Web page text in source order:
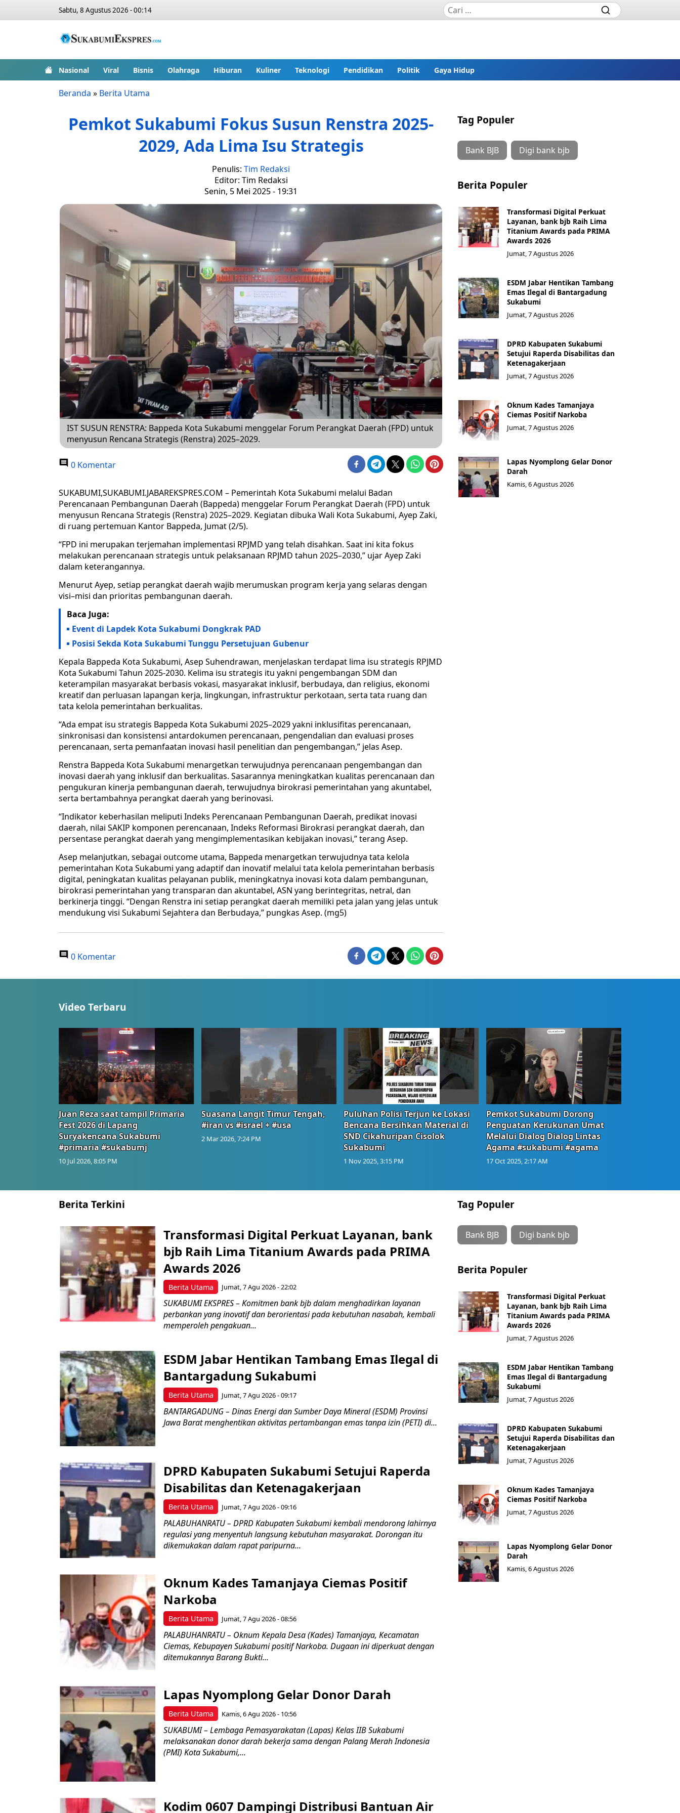
Sabtu, 8 Agustus 2026 - 00:14
Nasional Viral Bisnis Olahraga Hiburan Kuliner Teknologi Pendidikan Politik Gaya Hidup
Beranda » Berita Utama
Pemkot Sukabumi Fokus Susun Renstra 2025-
2029, Ada Lima Isu Strategis
Penulis: Tim Redaksi
Editor: Tim Redaksi
Senin, 5 Mei 2025 - 19:31
IST SUSUN RENSTRA: Bappeda Kota Sukabumi menggelar Forum Perangkat Daerah (FPD) untuk
menyusun Rencana Strategis (Renstra) 2025–2029.
0 Komentar
SUKABUMI,SUKABUMI.JABAREKSPRES.COM – Pemerintah Kota Sukabumi melalui Badan
Perencanaan Pembangunan Daerah (Bappeda) menggelar Forum Perangkat Daerah (FPD) untuk
menyusun Rencana Strategis (Renstra) 2025–2029. Kegiatan dibuka Wali Kota Sukabumi, Ayep Zaki,
di ruang pertemuan Kantor Bappeda, Jumat (2/5).
“FPD ini merupakan terjemahan implementasi RPJMD yang telah disahkan. Saat ini kita fokus
melakukan perencanaan strategis untuk pelaksanaan RPJMD tahun 2025–2030,” ujar Ayep Zaki
dalam keterangannya.
Menurut Ayep, setiap perangkat daerah wajib merumuskan program kerja yang selaras dengan
visi–misi dan prioritas pembangunan daerah.
Baca Juga:
Event di Lapdek Kota Sukabumi Dongkrak PAD
Posisi Sekda Kota Sukabumi Tunggu Persetujuan Gubenur
Kepala Bappeda Kota Sukabumi, Asep Suhendrawan, menjelaskan terdapat lima isu strategis RPJMD
Kota Sukabumi Tahun 2025-2030. Kelima isu strategis itu yakni pengembangan SDM dan
keterampilan masyarakat berbasis vokasi, masyarakat inklusif, berbudaya, dan religius, ekonomi
kreatif dan perluasan lapangan kerja, lingkungan, infrastruktur perkotaan, serta tata ruang dan
tata kelola pemerintahan berkualitas.
“Ada empat isu strategis Bappeda Kota Sukabumi 2025–2029 yakni inklusifitas perencanaan,
sinkronisasi dan konsistensi antardokumen perencanaan, pengendalian dan evaluasi proses
perencanaan, serta pemanfaatan inovasi hasil penelitian dan pengembangan,” jelas Asep.
Renstra Bappeda Kota Sukabumi menargetkan terwujudnya perencanaan pengembangan dan
inovasi daerah yang inklusif dan berkualitas. Sasarannya meningkatkan kualitas perencanaan dan
pengukuran kinerja pembangunan daerah, terwujudnya birokrasi pemerintahan yang akuntabel,
serta bertambahnya perangkat daerah yang berinovasi.
“Indikator keberhasilan meliputi Indeks Perencanaan Pembangunan Daerah, predikat inovasi
daerah, nilai SAKIP komponen perencanaan, Indeks Reformasi Birokrasi perangkat daerah, dan
persentase perangkat daerah yang mengimplementasikan kebijakan inovasi,” terang Asep.
Asep melanjutkan, sebagai outcome utama, Bappeda menargetkan terwujudnya tata kelola
pemerintahan Kota Sukabumi yang adaptif dan inovatif melalui tata kelola pemerintahan berbasis
digital, peningkatan kualitas pelayanan publik, meningkatnya inovasi kota dalam pembangunan,
birokrasi pemerintahan yang transparan dan akuntabel, ASN yang berintegritas, netral, dan
berkinerja tinggi. “Dengan Renstra ini setiap perangkat daerah memiliki peta jalan yang jelas untuk
mendukung visi Sukabumi Sejahtera dan Berbudaya,” pungkas Asep. (mg5)
0 Komentar
Tag Populer
Bank BJB Digi bank bjb
Berita Populer
Transformasi Digital Perkuat
Layanan, bank bjb Raih Lima
Titanium Awards pada PRIMA
Awards 2026
Jumat, 7 Agustus 2026
ESDM Jabar Hentikan Tambang
Emas Ilegal di Bantargadung
Sukabumi
Jumat, 7 Agustus 2026
DPRD Kabupaten Sukabumi
Setujui Raperda Disabilitas dan
Ketenagakerjaan
Jumat, 7 Agustus 2026
Oknum Kades Tamanjaya
Ciemas Positif Narkoba
Jumat, 7 Agustus 2026
Lapas Nyomplong Gelar Donor
Darah
Kamis, 6 Agustus 2026
Video Terbaru
Juan Reza saat tampil Primaria
Fest 2026 di Lapang
Suryakencana Sukabumi
#primaria #sukabumj
10 Jul 2026, 8:05 PM
Suasana Langit Timur Tengah,
#iran vs #israel + #usa
2 Mar 2026, 7:24 PM
Puluhan Polisi Terjun ke Lokasi
Bencana Bersihkan Material di
SND Cikahuripan Cisolok
Sukabumi
1 Nov 2025, 3:15 PM
Pemkot Sukabumi Dorong
Penguatan Kerukunan Umat
Melalui Dialog Dialog Lintas
Agama #sukabumi #agama
17 Oct 2025, 2:17 AM
Berita Terkini
Berita Utama
Transformasi Digital Perkuat Layanan, bank
bjb Raih Lima Titanium Awards pada PRIMA
Awards 2026
Jumat, 7 Agu 2026 - 22:02
SUKABUMI EKSPRES – Komitmen bank bjb dalam menghadirkan layanan
perbankan yang inovatif dan berorientasi pada kebutuhan nasabah, kembali
memperoleh pengakuan...
Berita Utama
ESDM Jabar Hentikan Tambang Emas Ilegal di
Bantargadung Sukabumi
Jumat, 7 Agu 2026 - 09:17
BANTARGADUNG – Dinas Energi dan Sumber Daya Mineral (ESDM) Provinsi
Jawa Barat menghentikan aktivitas pertambangan emas tanpa izin (PETI) di...
Berita Utama
DPRD Kabupaten Sukabumi Setujui Raperda
Disabilitas dan Ketenagakerjaan
Jumat, 7 Agu 2026 - 09:16
PALABUHANRATU – DPRD Kabupaten Sukabumi kembali mendorong lahirnya
regulasi yang menyentuh langsung kebutuhan masyarakat. Dorongan itu
dikemukakan dalam rapat paripurna...
Berita Utama
Oknum Kades Tamanjaya Ciemas Positif
Narkoba
Jumat, 7 Agu 2026 - 08:56
PALABUHANRATU – Oknum Kepala Desa (Kades) Tamanjaya, Kecamatan
Ciemas, Kebupayen Sukabumi positif Narkoba. Dugaan ini diperkuat dengan
ditemukannya Barang Bukti...
Berita Utama
Lapas Nyomplong Gelar Donor Darah
Kamis, 6 Agu 2026 - 10:56
SUKABUMI – Lembaga Pemasyarakatan (Lapas) Kelas IIB Sukabumi
melaksanakan donor darah bekerja sama dengan Palang Merah Indonesia
(PMI) Kota Sukabumi,...
Kodim 0607 Dampingi Distribusi Bantuan Air
Tag Populer
Bank BJB Digi bank bjb
Berita Populer
Transformasi Digital Perkuat
Layanan, bank bjb Raih Lima
Titanium Awards pada PRIMA
Awards 2026
Jumat, 7 Agustus 2026
ESDM Jabar Hentikan Tambang
Emas Ilegal di Bantargadung
Sukabumi
Jumat, 7 Agustus 2026
DPRD Kabupaten Sukabumi
Setujui Raperda Disabilitas dan
Ketenagakerjaan
Jumat, 7 Agustus 2026
Oknum Kades Tamanjaya
Ciemas Positif Narkoba
Jumat, 7 Agustus 2026
Lapas Nyomplong Gelar Donor
Darah
Kamis, 6 Agustus 2026